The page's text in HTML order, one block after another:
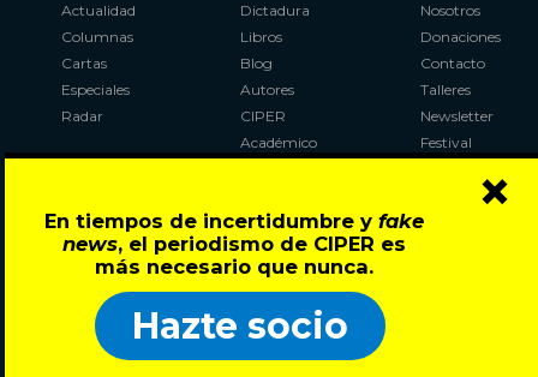
En tiempos de incertidumbre y fake
news, el periodismo de CIPER es
más necesario que nunca.
Hazte socio
×
Actualidad
Columnas
Cartas
Especiales
Radar
Dictadura
Libros
Blog
Autores
CIPER
Académico
Al Plebiscito
con CIPER
Nosotros
Donaciones
Contacto
Talleres
Newsletter
Festival